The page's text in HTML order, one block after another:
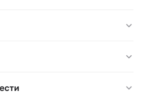
Готовая тематическая упаковка,
места.
февраля, годовщину или как